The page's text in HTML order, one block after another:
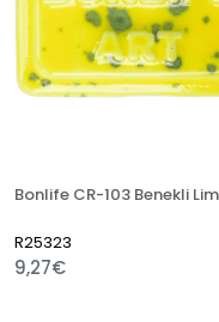
R25323
9,27€